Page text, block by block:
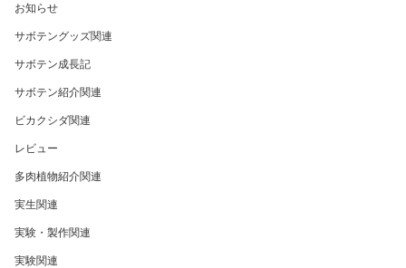
お知らせ
サボテングッズ関連
サボテン成長記
サボテン紹介関連
ビカクシダ関連
レビュー
多肉植物紹介関連
実生関連
実験・製作関連
実験関連